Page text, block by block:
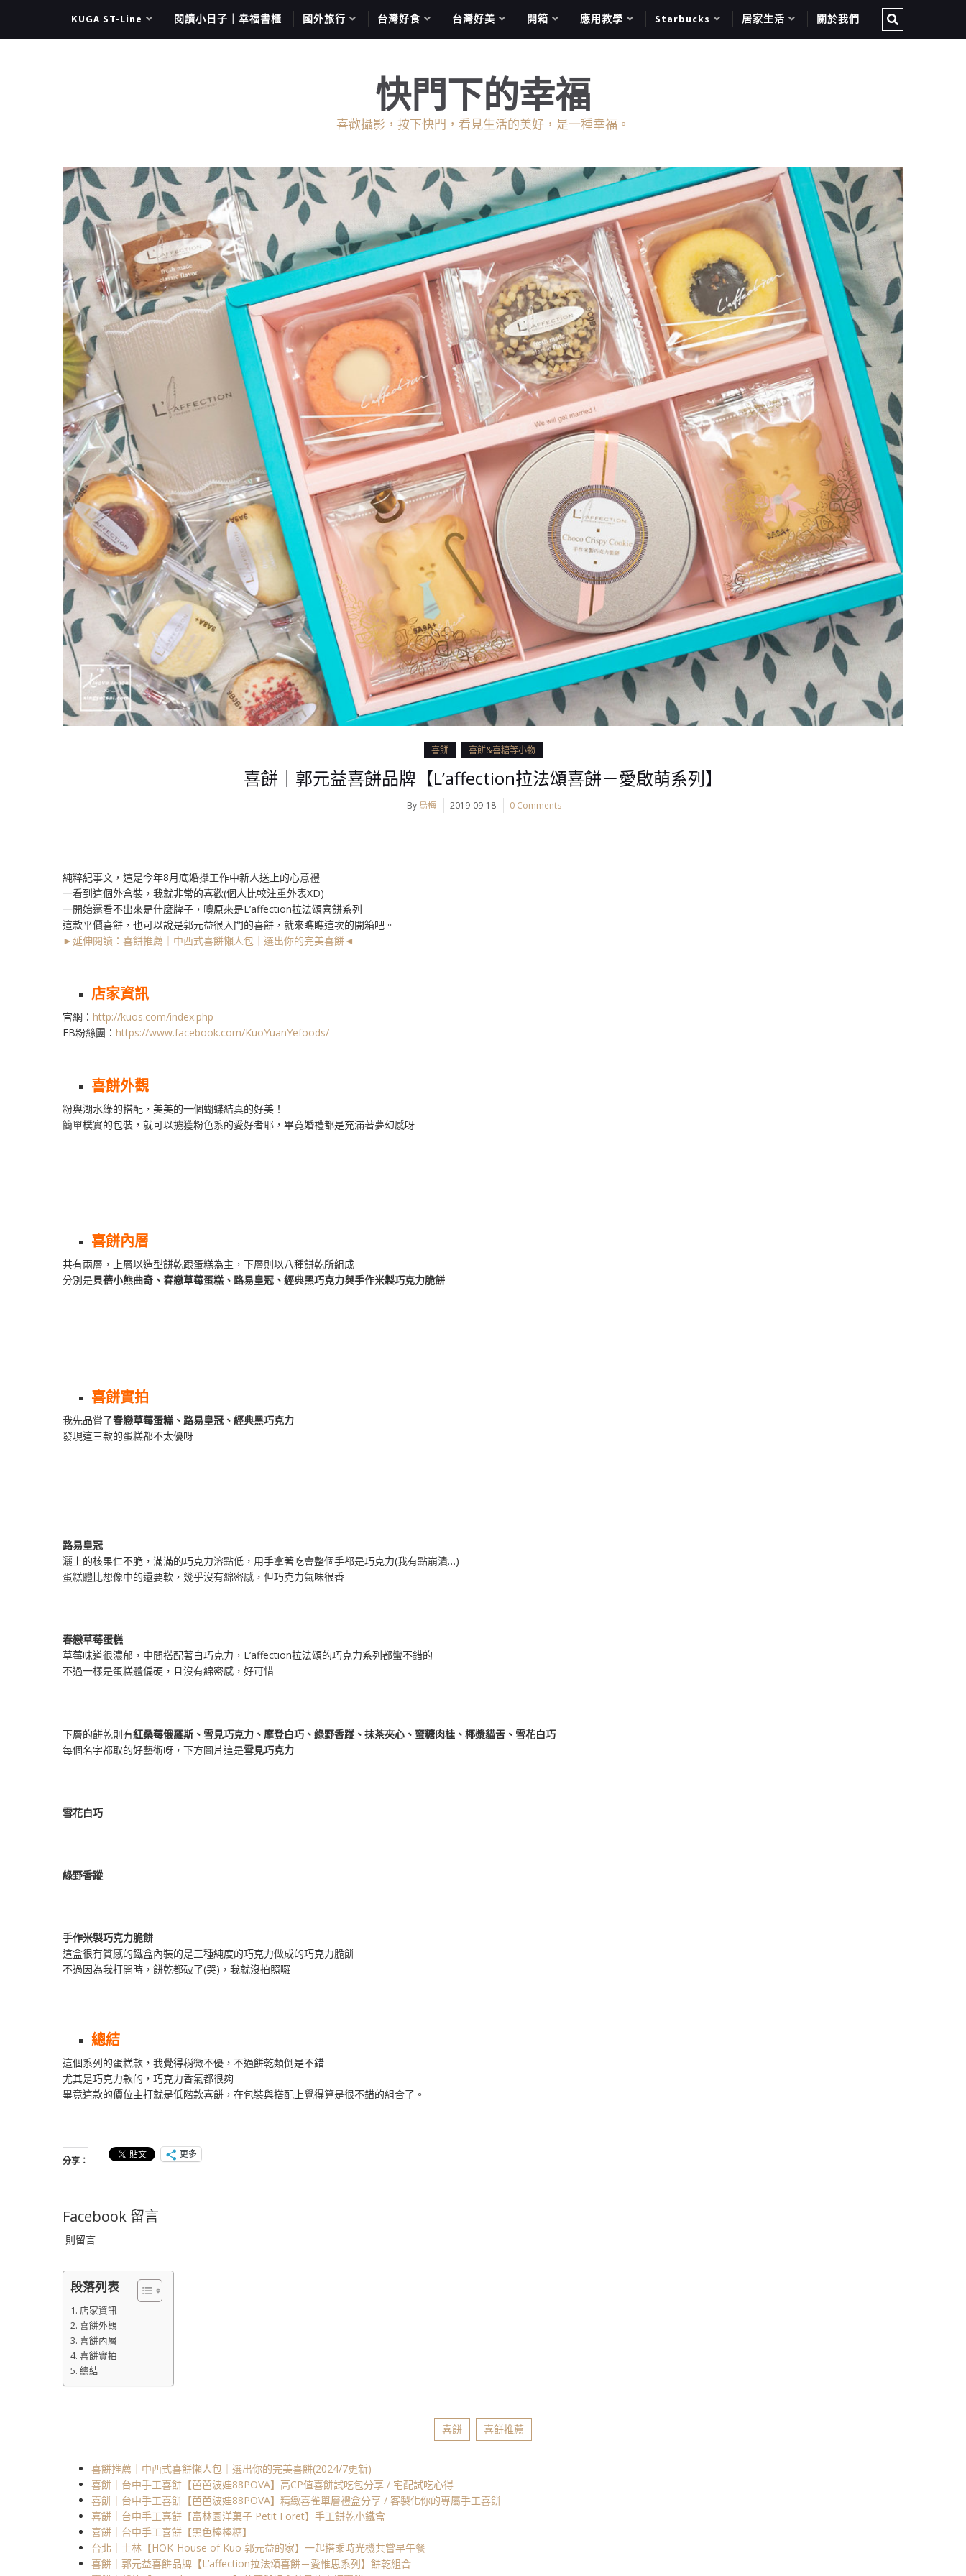
KUGA ST-Line 閱讀小日子｜幸福書櫃 國外旅行 台灣好食 台灣好美 開箱 應用教學 Starbucks 居家生活 關於我們
快門下的幸福
喜歡攝影，按下快門，看見生活的美好，是一種幸福。
喜餅 喜餅&喜糖等小物
喜餅｜郭元益喜餅品牌【L’affection拉法頌喜餅－愛啟萌系列】
By 烏梅 2019-09-18 0 Comments
純粹紀事文，這是今年8月底婚攝工作中新人送上的心意禮
一看到這個外盒裝，我就非常的喜歡(個人比較注重外表XD)
一開始還看不出來是什麼牌子，噢原來是L’affection拉法頌喜餅系列
這款平價喜餅，也可以說是郭元益很入門的喜餅，就來瞧瞧這次的開箱吧。
►延伸閱讀：喜餅推薦｜中西式喜餅懶人包｜選出你的完美喜餅◄
店家資訊
官網： http://kuos.com/index.php
FB粉絲團： https://www.facebook.com/KuoYuanYefoods/
喜餅外觀
粉與湖水綠的搭配，美美的一個蝴蝶結真的好美！
簡單樸實的包裝，就可以擄獲粉色系的愛好者耶，畢竟婚禮都是充滿著夢幻感呀
喜餅內層
共有兩層，上層以造型餅乾跟蛋糕為主，下層則以八種餅乾所組成
分別是貝蓓小熊曲奇、春戀草莓蛋糕、路易皇冠、經典黑巧克力與手作米製巧克力脆餅
喜餅實拍
我先品嘗了春戀草莓蛋糕、路易皇冠、經典黑巧克力
發現這三款的蛋糕都不太優呀
路易皇冠
灑上的核果仁不脆，滿滿的巧克力溶點低，用手拿著吃會整個手都是巧克力(我有點崩潰…)
蛋糕體比想像中的還要軟，幾乎沒有綿密感，但巧克力氣味很香
春戀草莓蛋糕
草莓味道很濃郁，中間搭配著白巧克力，L’affection拉法頌的巧克力系列都蠻不錯的
不過一樣是蛋糕體偏硬，且沒有綿密感，好可惜
下層的餅乾則有紅桑莓俄羅斯、雪見巧克力、摩登白巧、綠野香蹤、抹茶夾心、蜜糖肉桂、椰漿貓舌、雪花白巧
每個名字都取的好藝術呀，下方圖片這是雪見巧克力
雪花白巧
綠野香蹤
手作米製巧克力脆餅
這盒很有質感的鐵盒內裝的是三種純度的巧克力做成的巧克力脆餅
不過因為我打開時，餅乾都破了(哭)，我就沒拍照囉
總結
這個系列的蛋糕款，我覺得稍微不優，不過餅乾類倒是不錯
尤其是巧克力款的，巧克力香氣都很夠
畢竟這款的價位主打就是低階款喜餅，在包裝與搭配上覺得算是很不錯的組合了。
分享：
更多
Facebook 留言
則留言
段落列表
店家資訊
喜餅外觀
喜餅內層
喜餅實拍
總結
喜餅 喜餅推薦
喜餅推薦｜中西式喜餅懶人包｜選出你的完美喜餅(2024/7更新)
喜餅｜台中手工喜餅【芭芭波娃88POVA】高CP值喜餅試吃包分享 / 宅配試吃心得
喜餅｜台中手工喜餅【芭芭波娃88POVA】精緻喜雀單層禮盒分享 / 客製化你的專屬手工喜餅
喜餅｜台中手工喜餅【富林園洋菓子 Petit Foret】手工餅乾小鐵盒
喜餅｜台中手工喜餅【黑色棒棒糖】
台北｜士林【HOK-House of Kuo 郭元益的家】一起搭乘時光機共嘗早午餐
喜餅｜郭元益喜餅品牌【L’affection拉法頌喜餅－愛惟思系列】餅乾組合